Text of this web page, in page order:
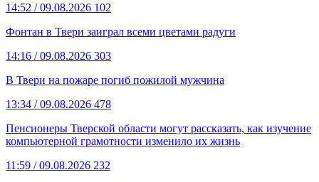
14:52 / 09.08.2026 102
Фонтан в Твери заиграл всеми цветами радуги
14:16 / 09.08.2026 303
В Твери на пожаре погиб пожилой мужчина
13:34 / 09.08.2026 478
Пенсионеры Тверской области могут рассказать, как изучение
компьютерной грамотности изменило их жизнь
11:59 / 09.08.2026 232